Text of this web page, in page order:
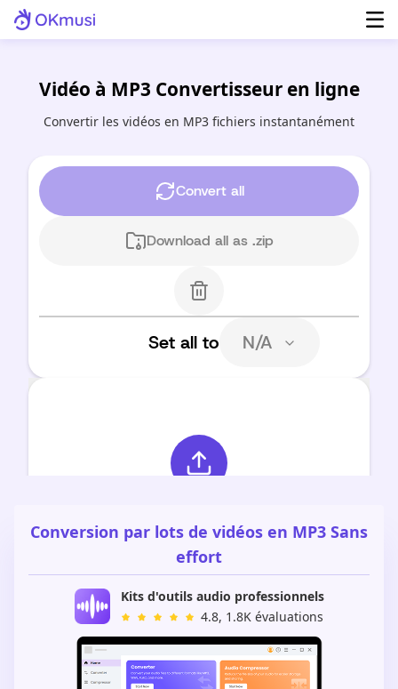
Vidéo à MP3 Convertisseur en ligne
Convertir les vidéos en MP3 fichiers instantanément
Conversion par lots de vidéos en MP3 Sans
effort
Kits d'outils audio professionnels
4.8, 1.8K évaluations